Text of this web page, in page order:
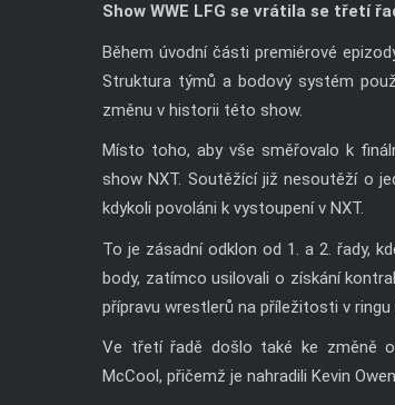
Show WWE LFG se vrátila se třetí
Během úvodní části premiérové
Struktura týmů a bodový systém
změnu v historii této show.
Místo toho, aby vše směřovalo k
show NXT. Soutěžící již nesoutěží o
kdykoli povoláni k vystoupení v NXT.
To je zásadní odklon od 1. a 2. řady,
body, zatímco usilovali o získání
přípravu wrestlerů na příležitosti v ringu
Ve třetí řadě došlo také ke změně
McCool, přičemž je nahradili Kevin